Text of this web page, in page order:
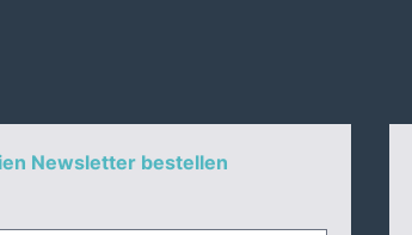
Newsletter bestellen